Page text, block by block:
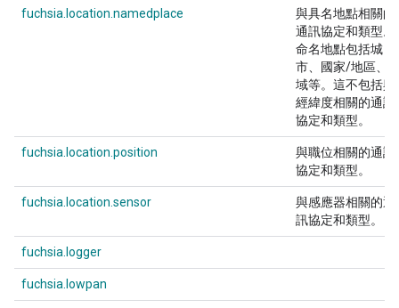
fuchsia.location.namedplace
與具名地點相關的
通訊協定和類型。
命名地點包括城
市、國家/地區、
域等。這不包括與
經緯度相關的通訊
協定和類型。
fuchsia.location.position
與職位相關的通訊
協定和類型。
fuchsia.location.sensor
與感應器相關的通
訊協定和類型。
fuchsia.logger
fuchsia.lowpan